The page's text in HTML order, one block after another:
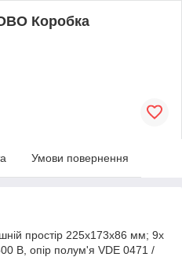
Коробка
Умови повернення
простір 225х173х86 мм; 9х
В, опір полум'я VDE 0471 /